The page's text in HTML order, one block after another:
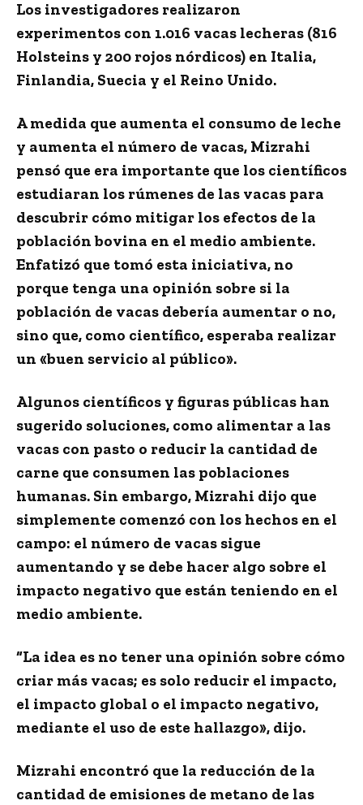
Los investigadores realizaron
experimentos con 1.016 vacas lecheras (816
Holsteins y 200 rojos nórdicos) en Italia,
Finlandia, Suecia y el Reino Unido.
A medida que aumenta el consumo de leche
y aumenta el número de vacas, Mizrahi
pensó que era importante que los científicos
estudiaran los rúmenes de las vacas para
descubrir cómo mitigar los efectos de la
población bovina en el medio ambiente.
Enfatizó que tomó esta iniciativa, no
porque tenga una opinión sobre si la
población de vacas debería aumentar o no,
sino que, como científico, esperaba realizar
un «buen servicio al público».
Algunos científicos y figuras públicas han
sugerido soluciones, como alimentar a las
vacas con pasto o reducir la cantidad de
carne que consumen las poblaciones
humanas. Sin embargo, Mizrahi dijo que
simplemente comenzó con los hechos en el
campo: el número de vacas sigue
aumentando y se debe hacer algo sobre el
impacto negativo que están teniendo en el
medio ambiente.
“La idea es no tener una opinión sobre cómo
criar más vacas; es solo reducir el impacto,
el impacto global o el impacto negativo,
mediante el uso de este hallazgo», dijo.
Mizrahi encontró que la reducción de la
cantidad de emisiones de metano de las